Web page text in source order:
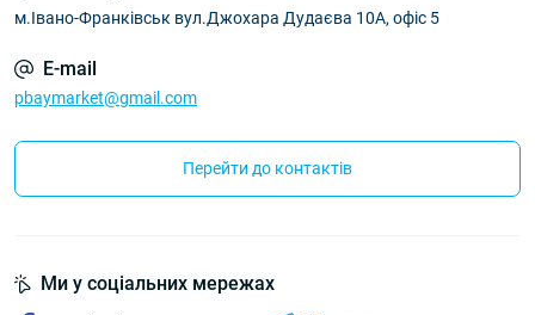
м.Івано-Франківськ вул.Джохара Дудаєва 10А, офіс 5
E-mail
pbaymarket@gmail.com
Перейти до контактів
Ми у соціальних мережах